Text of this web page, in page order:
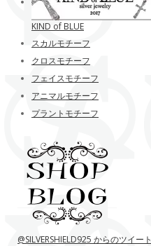
KIND of BLUE
スカルモチーフ
クロスモチーフ
フェイスモチーフ
アニマルモチーフ
プラントモチーフ
@SILVERSHIELD925 からのツイート